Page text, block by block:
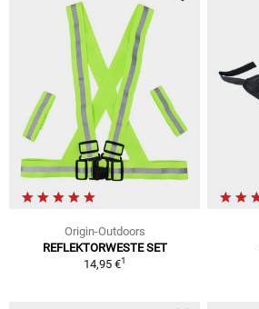
Origin-Outdoors
REFLEKTORWESTE SET
14,95 €1